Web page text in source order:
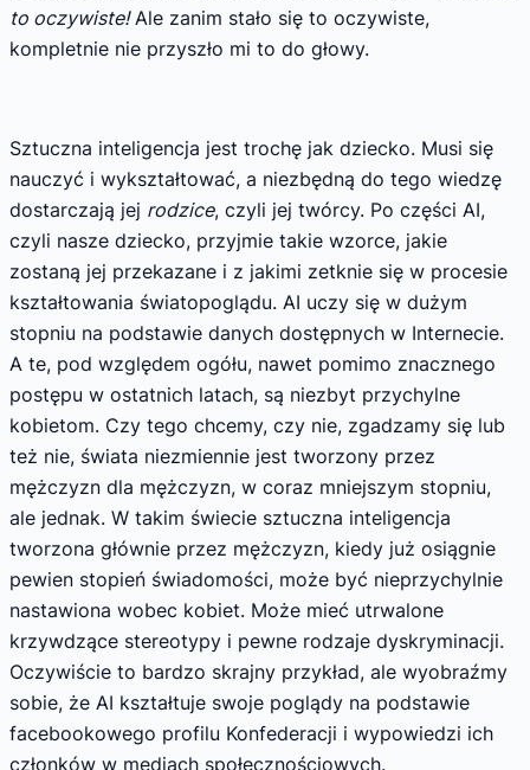
to oczywiste!Ale zanim stało się to oczywiste,
kompletnie nie przyszło mi to do głowy.
Sztuczna inteligencja jest trochę jak dziecko. Musi się
nauczyć i wykształtować, a niezbędną do tego wiedzę
dostarczają jej rodzice, czyli jej twórcy. Po części AI,
czyli nasze dziecko, przyjmie takie wzorce, jakie
zostaną jej przekazane i z jakimi zetknie się w procesie
kształtowania światopoglądu. AI uczy się w dużym
stopniu na podstawie danych dostępnych w Internecie.
A te, pod względem ogółu, nawet pomimo znacznego
postępu w ostatnich latach, są niezbyt przychylne
kobietom. Czy tego chcemy, czy nie, zgadzamy się lub
też nie, świata niezmiennie jest tworzony przez
mężczyzn dla mężczyzn, w coraz mniejszym stopniu,
ale jednak. W takim świecie sztuczna inteligencja
tworzona głównie przez mężczyzn, kiedy już osiągnie
pewien stopień świadomości, może być nieprzychylnie
nastawiona wobec kobiet. Może mieć utrwalone
krzywdzące stereotypy i pewne rodzaje dyskryminacji.
Oczywiście to bardzo skrajny przykład, ale wyobraźmy
sobie, że AI kształtuje swoje poglądy na podstawie
facebookowego profilu Konfederacji i wypowiedzi ich
członków w mediach społecznościowych.